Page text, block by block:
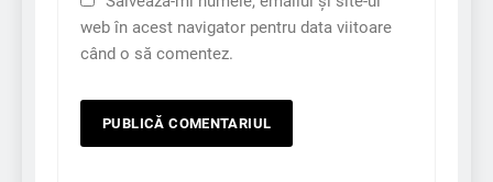
web în acest navigator pentru data viitoare
când o să comentez.